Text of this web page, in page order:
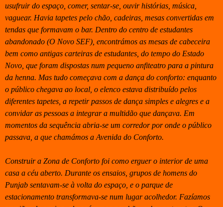
usufruir do espaço, comer, sentar-se, ouvir histórias, música,
vaguear. Havia tapetes pelo chão, cadeiras, mesas convertidas em
tendas que formavam o bar. Dentro do centro de estudantes
abandonado (O Novo SEF), encontrámos as mesas de cabeceira
bem como antigas carteiras de estudantes, do tempo do Estado
Novo, que foram dispostas num pequeno anfiteatro para a pintura
da henna. Mas tudo começava com a dança do conforto: enquanto
o público chegava ao local, o elenco estava distribuído pelos
diferentes tapetes, a repetir passos de dança simples e alegres e a
convidar as pessoas a integrar a multidão que dançava. Em
momentos da sequência abria-se um corredor por onde o público
passava, a que chamámos a Avenida do Conforto.
Construir a Zona de Conforto foi como erguer o interior de uma
casa a céu aberto. Durante os ensaios, grupos de homens do
Punjab sentavam-se à volta do espaço, e o parque de
estacionamento transformava-se num lugar acolhedor. Fazíamos